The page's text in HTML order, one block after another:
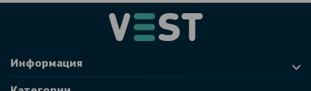
Информация